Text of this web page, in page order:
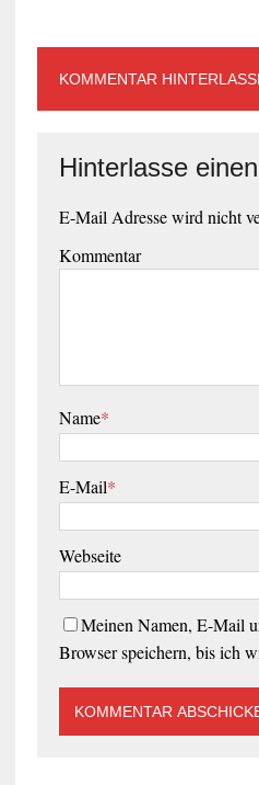
KOMMENTAR
Hinterlasse
E-Mail Adresse wird nicht
Kommentar
Name*
E-Mail*
Webseite
Meinen Namen, E-Mail
Browser speichern, bis ich